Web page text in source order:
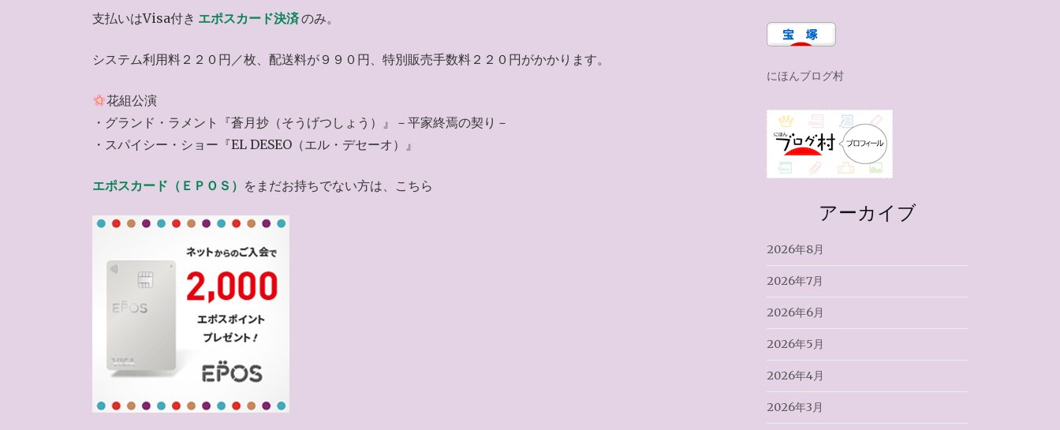
支払いはVisa付き エポスカード決済のみ。
システム利用料２２０円／枚、配送料が９９０円、特別販売手数料２２０円がかかります。
花組公演
・グランド・ラメント『蒼月抄（そうげつしょう）』－平家終焉の契り－
・スパイシー・ショー『EL DESEO（エル・デセーオ）』
エポスカード（ＥＰＯＳ） をまだお持ちでない方は、こちら
にほんブログ村
アーカイブ
2026年8月
2026年7月
2026年6月
2026年5月
2026年4月
2026年3月